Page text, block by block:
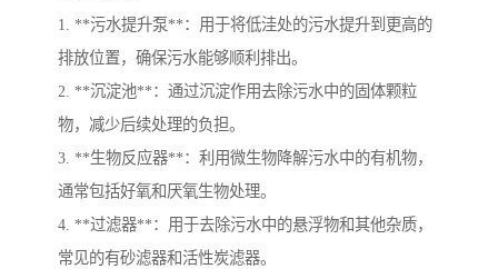
1. **污水提升泵**：用于将低洼处的污水提升到更高的
排放位置，确保污水能够顺利排出。
2. **沉淀池**：通过沉淀作用去除污水中的固体颗粒
物，减少后续处理的负担。
3. **生物反应器**：利用微生物降解污水中的有机物，
通常包括好氧和厌氧生物处理。
4. **过滤器**：用于去除污水中的悬浮物和其他杂质，
常见的有砂滤器和活性炭滤器。